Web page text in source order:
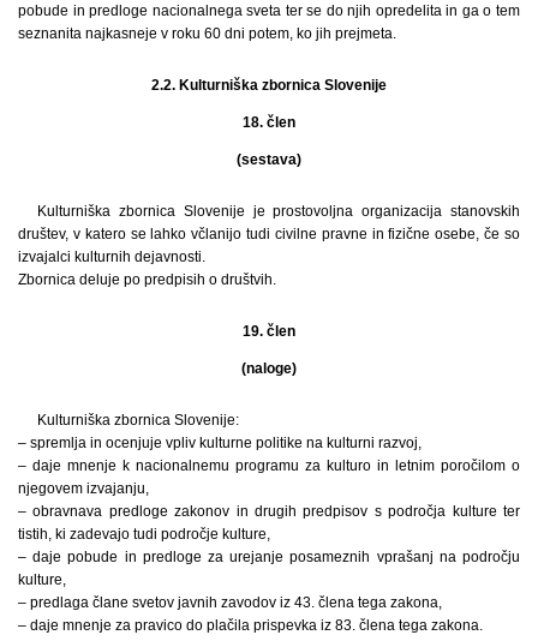
pobude in predloge nacionalnega sveta ter se do njih opredelita in ga o tem
seznanita najkasneje v roku 60 dni potem, ko jih prejmeta.
2.2. Kulturniška zbornica Slovenije
18. člen
(sestava)
Kulturniška zbornica Slovenije je prostovoljna organizacija stanovskih
društev, v katero se lahko včlanijo tudi civilne pravne in fizične osebe, če so
izvajalci kulturnih dejavnosti.
Zbornica deluje po predpisih o društvih.
19. člen
(naloge)
Kulturniška zbornica Slovenije:
– spremlja in ocenjuje vpliv kulturne politike na kulturni razvoj,
– daje mnenje k nacionalnemu programu za kulturo in letnim poročilom o
njegovem izvajanju,
– obravnava predloge zakonov in drugih predpisov s področja kulture ter
tistih, ki zadevajo tudi področje kulture,
– daje pobude in predloge za urejanje posameznih vprašanj na področju
kulture,
– predlaga člane svetov javnih zavodov iz 43. člena tega zakona,
– daje mnenje za pravico do plačila prispevka iz 83. člena tega zakona.